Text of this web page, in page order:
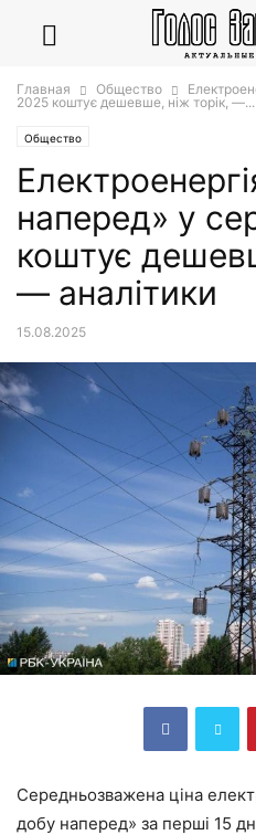
Главная Общество
2025 коштує дешевше, ніж торік, —...
Общество
наперед» у
коштує
— аналітики
15.08.2025
Середньозважена ціна
добу наперед» за перші 15